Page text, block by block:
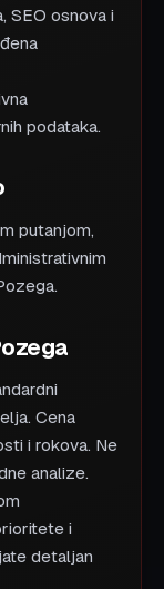
SEO osnova i
podataka.
putanjom,
Cena
i rokova. Ne
analize.
i
detaljan